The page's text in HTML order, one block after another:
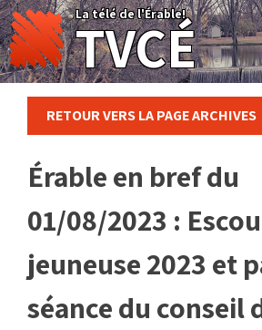
Skip
to
content
La télé de l'Érable!
TVCÉ
RETOUR VERS LA PAGE ARCHIVES
Érable en bref du
01/08/2023 :
jeuneuse 2023 et
séance du conseil